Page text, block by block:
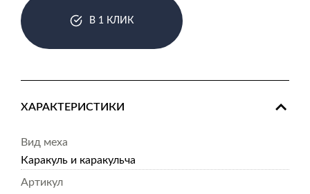
В 1 КЛИК
ХАРАКТЕРИСТИКИ
Вид меха
Каракуль и каракульча
Артикул